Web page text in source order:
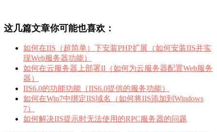
这几篇文章你可能也喜欢：
如何在IIS（超简单）下安装PHP扩展（如何安装IIS并实
现Web服务器功能）
如何在云服务器上部署II（如何为云服务器配置Web服务
器）
IIS6.0的功能功能（IIS6.0提供的服务功能）
如何在Win7中绑定IIS域名（如何将IIS添加到Windows
7）
如何解决IIS提示时无法使用的RPC服务器的问题